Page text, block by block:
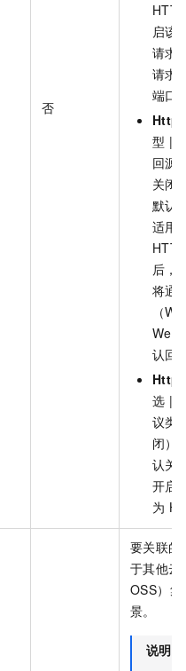
否
启该
请求
请求
端口
型 |
回源
关闭
默认
适用
后，
将通
（
认回
Http2
选 |
议类
闭）
认关
开启
为
要关联的
于其他云
OSS）
景。
说明